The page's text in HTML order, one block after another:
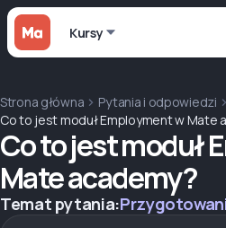
Kursy
Strona główna Pytania i odpowiedzi
Co to jest moduł Employment w Mate
Co to jest moduł
Mate academy?
Temat pytania: